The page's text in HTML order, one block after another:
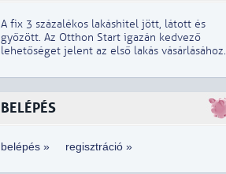
A fix 3 százalékos lakáshitel jött, látott és
győzött. Az Otthon Start igazán kedvező
lehetőséget jelent az első lakás vásárlásához.
BELÉPÉS
belépés » regisztráció »